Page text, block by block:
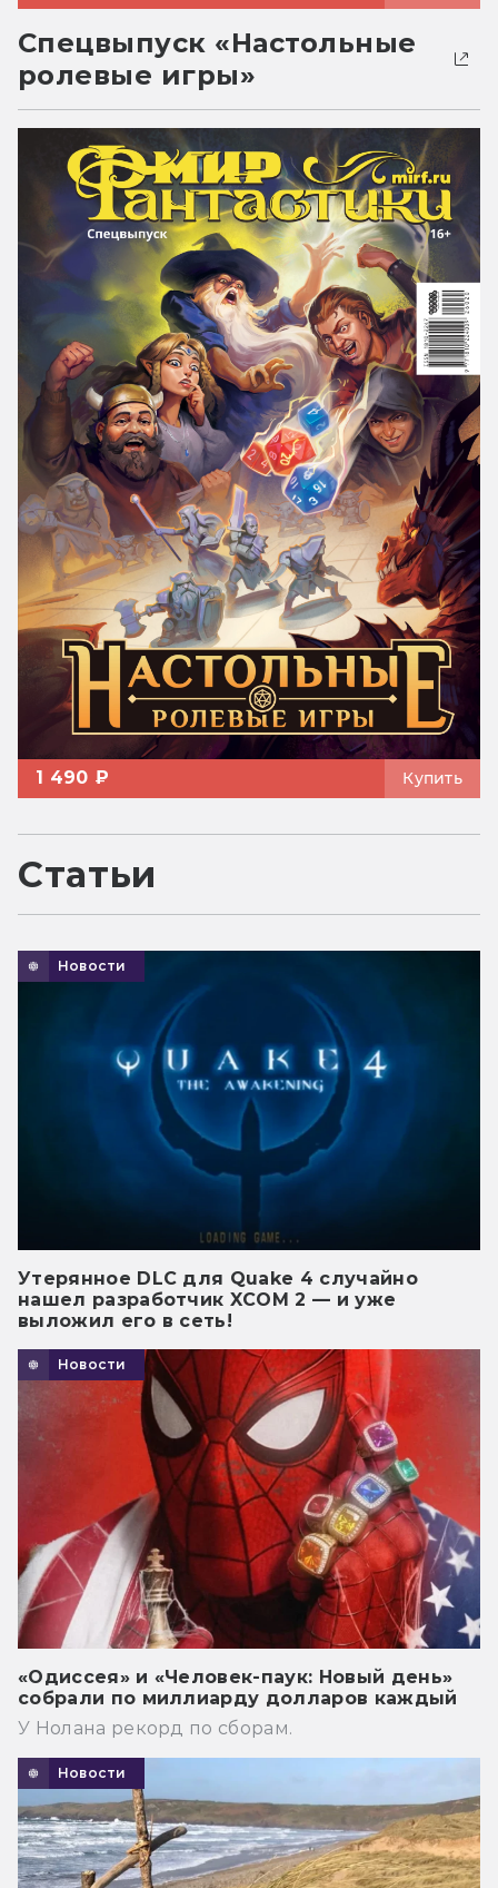
Спецвыпуск «Настольные
ролевые игры»
1 490 ₽ Купить
Статьи
Новости
Утерянное DLC для Quake 4 случайно
нашел разработчик XCOM 2 — и уже
выложил его в сеть!
Новости
«Одиссея» и «Человек-паук: Новый день»
собрали по миллиарду долларов каждый
У Нолана рекорд по сборам.
Новости